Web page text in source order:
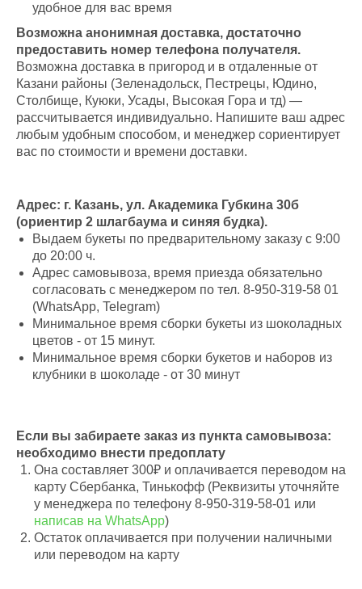
удобное для вас время
Возможна анонимная доставка, достаточно
предоставить номер телефона получателя.
Возможна доставка в пригород и в отдаленные от
Казани районы (Зеленадольск, Пестрецы, Юдино,
Столбище, Куюки, Усады, Высокая Гора и тд) —
рассчитывается индивидуально. Напишите ваш адрес
любым удобным способом, и менеджер сориентирует
вас по стоимости и времени доставки.
Адрес: г. Казань, ул. Академика Губкина 30б
(ориентир 2 шлагбаума и синяя будка).
Выдаем букеты по предварительному заказу с 9:00
до 20:00 ч.
Адрес самовывоза, время приезда обязательно
согласовать с менеджером по тел. 8-950-319-58 01
(WhatsApp, Telegram)
Минимальное время сборки букеты из шоколадных
цветов - от 15 минут.
Минимальное время сборки букетов и наборов из
клубники в шоколаде - от 30 минут
Если вы забираете заказ из пункта самовывоза:
необходимо внести предоплату
Она составляет 300₽ и оплачивается переводом на
карту Сбербанка, Тинькофф (Реквизиты уточняйте
у менеджера по телефону 8-950-319-58-01 или
написав на WhatsApp)
Остаток оплачивается при получении наличными
или переводом на карту